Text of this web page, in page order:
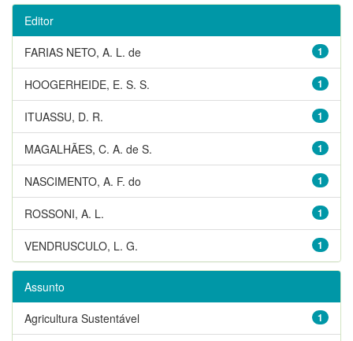
Editor
1
FARIAS NETO, A. L. de
1
HOOGERHEIDE, E. S. S.
1
ITUASSU, D. R.
1
MAGALHÃES, C. A. de S.
1
NASCIMENTO, A. F. do
1
ROSSONI, A. L.
1
VENDRUSCULO, L. G.
Assunto
1
Agricultura Sustentável